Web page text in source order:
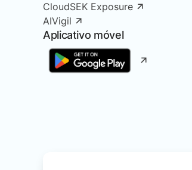
CloudSEK Exposure
AIVigil
Aplicativo móvel